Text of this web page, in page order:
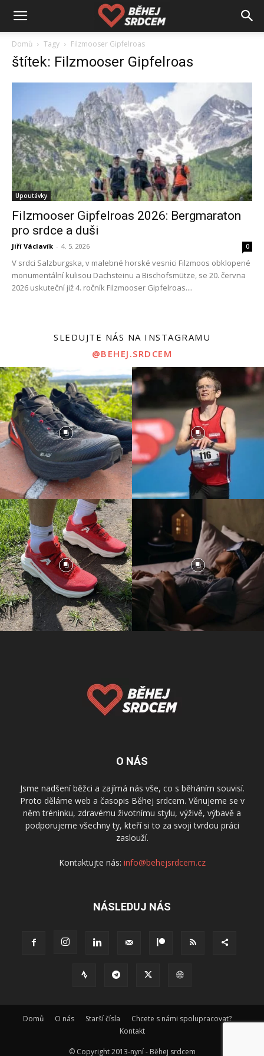
Domů Tagy Filzmooser Gipfelroas
štítek: Filzmooser Gipfelroas
Upoutávky
Filzmooser Gipfelroas 2026: Bergmaraton
pro srdce a duši
Jiří Václavík - 4. 5. 2026 0
V srdci Salzburgska, v malebné horské vesnici Filzmoos obklopené
monumentální kulisou Dachsteinu a Bischofsmütze, se 20. června
2026 uskuteční již 4. ročník Filzmooser Gipfelroas....
SLEDUJTE NÁS NA INSTAGRAMU
@BEHEJ.SRDCEM
O NÁS
Jsme nadšení běžci a zajímá nás vše, co s běháním souvisí.
Proto děláme web a časopis Běhej srdcem. Věnujeme se v
něm tréninku, zdravému životnímu stylu, výživě, výbavě a
podporujeme všechny ty, kteří si to za svoji tvrdou práci
zaslouží.
Kontaktujte nás: info@behejsrdcem.cz
NÁSLEDUJ NÁS
Domů O nás Starší čísla
Chcete s námi spolupracovat?
Kontakt
© Copyright 2013-nyní - Běhej srdcem